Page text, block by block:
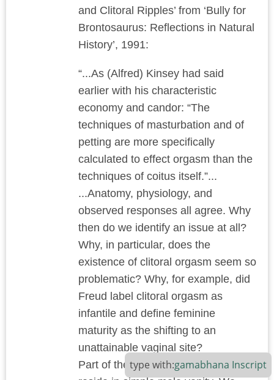
and Clitoral Ripples’ from ‘Bully for
Brontosaurus: Reflections in Natural
History’, 1991:
“...As (Alfred) Kinsey had said
earlier with his characteristic
economy and candor: “The
techniques of masturbation and of
petting are more specifically
calculated to effect orgasm than the
techniques of coitus itself.”...
...Anatomy, physiology, and
observed responses all agree. Why
then do we identify an issue at all?
Why, in particular, does the
existence of clitoral orgasm seem so
problematic? Why, for example, did
Freud label clitoral orgasm as
infantile and define feminine
maturity as the shifting to an
unattainable vaginal site?
Part of the reason, of course, must
type with:gamabhana Inscript